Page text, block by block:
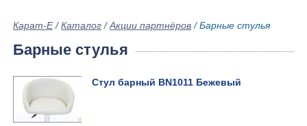
Карат-Е/Каталог /Акции партнёров /Барные стулья
Барные стулья
Стул барный BN1011 Бежевый